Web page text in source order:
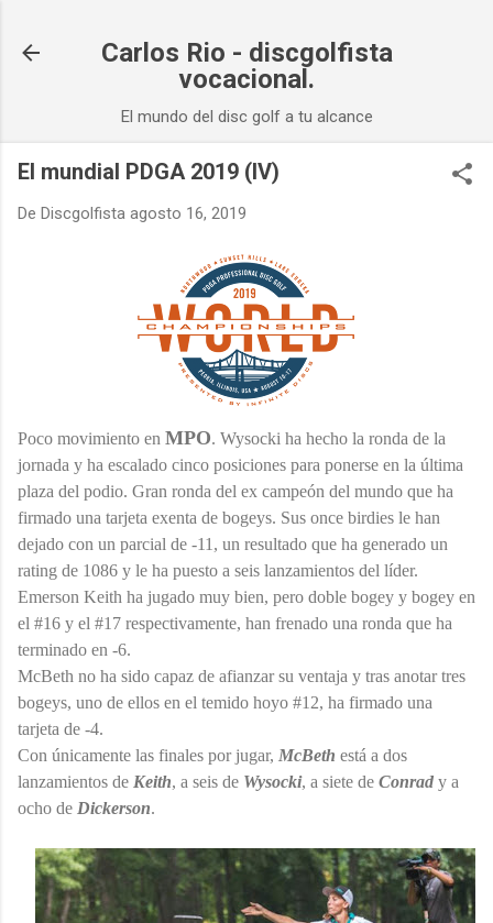
Carlos Rio - discgolfista
vocacional.
El mundo del disc golf a tu alcance
El mundial PDGA 2019 (IV)
De Discgolfista agosto 16, 2019
Poco movimiento en MPO. Wysocki ha hecho la ronda de la
jornada y ha escalado cinco posiciones para ponerse en la última
plaza del podio. Gran ronda del ex campeón del mundo que ha
firmado una tarjeta exenta de bogeys. Sus once birdies le han
dejado con un parcial de -11, un resultado que ha generado un
rating de 1086 y le ha puesto a seis lanzamientos del líder.
Emerson Keith ha jugado muy bien, pero doble bogey y bogey en
el #16 y el #17 respectivamente, han frenado una ronda que ha
terminado en -6.
McBeth no ha sido capaz de afianzar su ventaja y tras anotar tres
bogeys, uno de ellos en el temido hoyo #12, ha firmado una
tarjeta de -4.
Con únicamente las finales por jugar, McBeth está a dos
lanzamientos de Keith, a seis de Wysocki, a siete de Conrad y a
ocho de Dickerson.